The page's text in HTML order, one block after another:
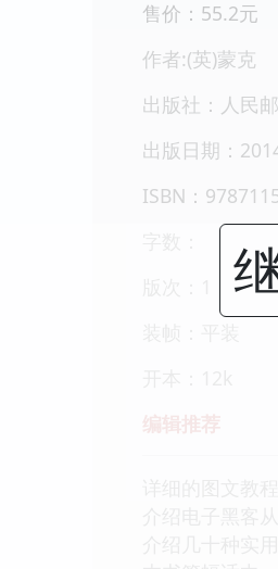
售价：55.2元
作者:(英)蒙克
出版社：人民
出版日期：
ISBN：
编辑推荐